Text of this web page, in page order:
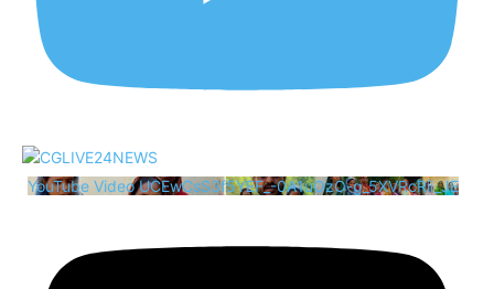
YouTube Video UCEwCsS3f5YEF_-0A1uOzO-g_5XVRcRii_JE